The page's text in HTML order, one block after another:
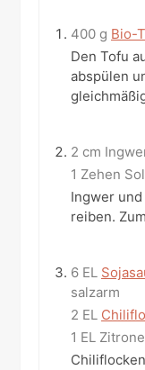
400 g Bio-
Den Tofu
abspülen
2 cm
1 Zehen
Ingwer
reiben.
6 EL
salzarm
2 EL
1 EL